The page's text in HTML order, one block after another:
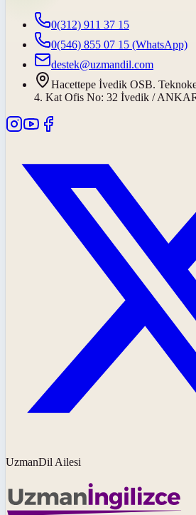
0(312) 911 37 15
0(546) 855 07 15 (WhatsApp)
destek@uzmandil.com
Hacettepe İvedik OSB.
4. Kat Ofis No: 32 İvedik /
UzmanDil Ailesi